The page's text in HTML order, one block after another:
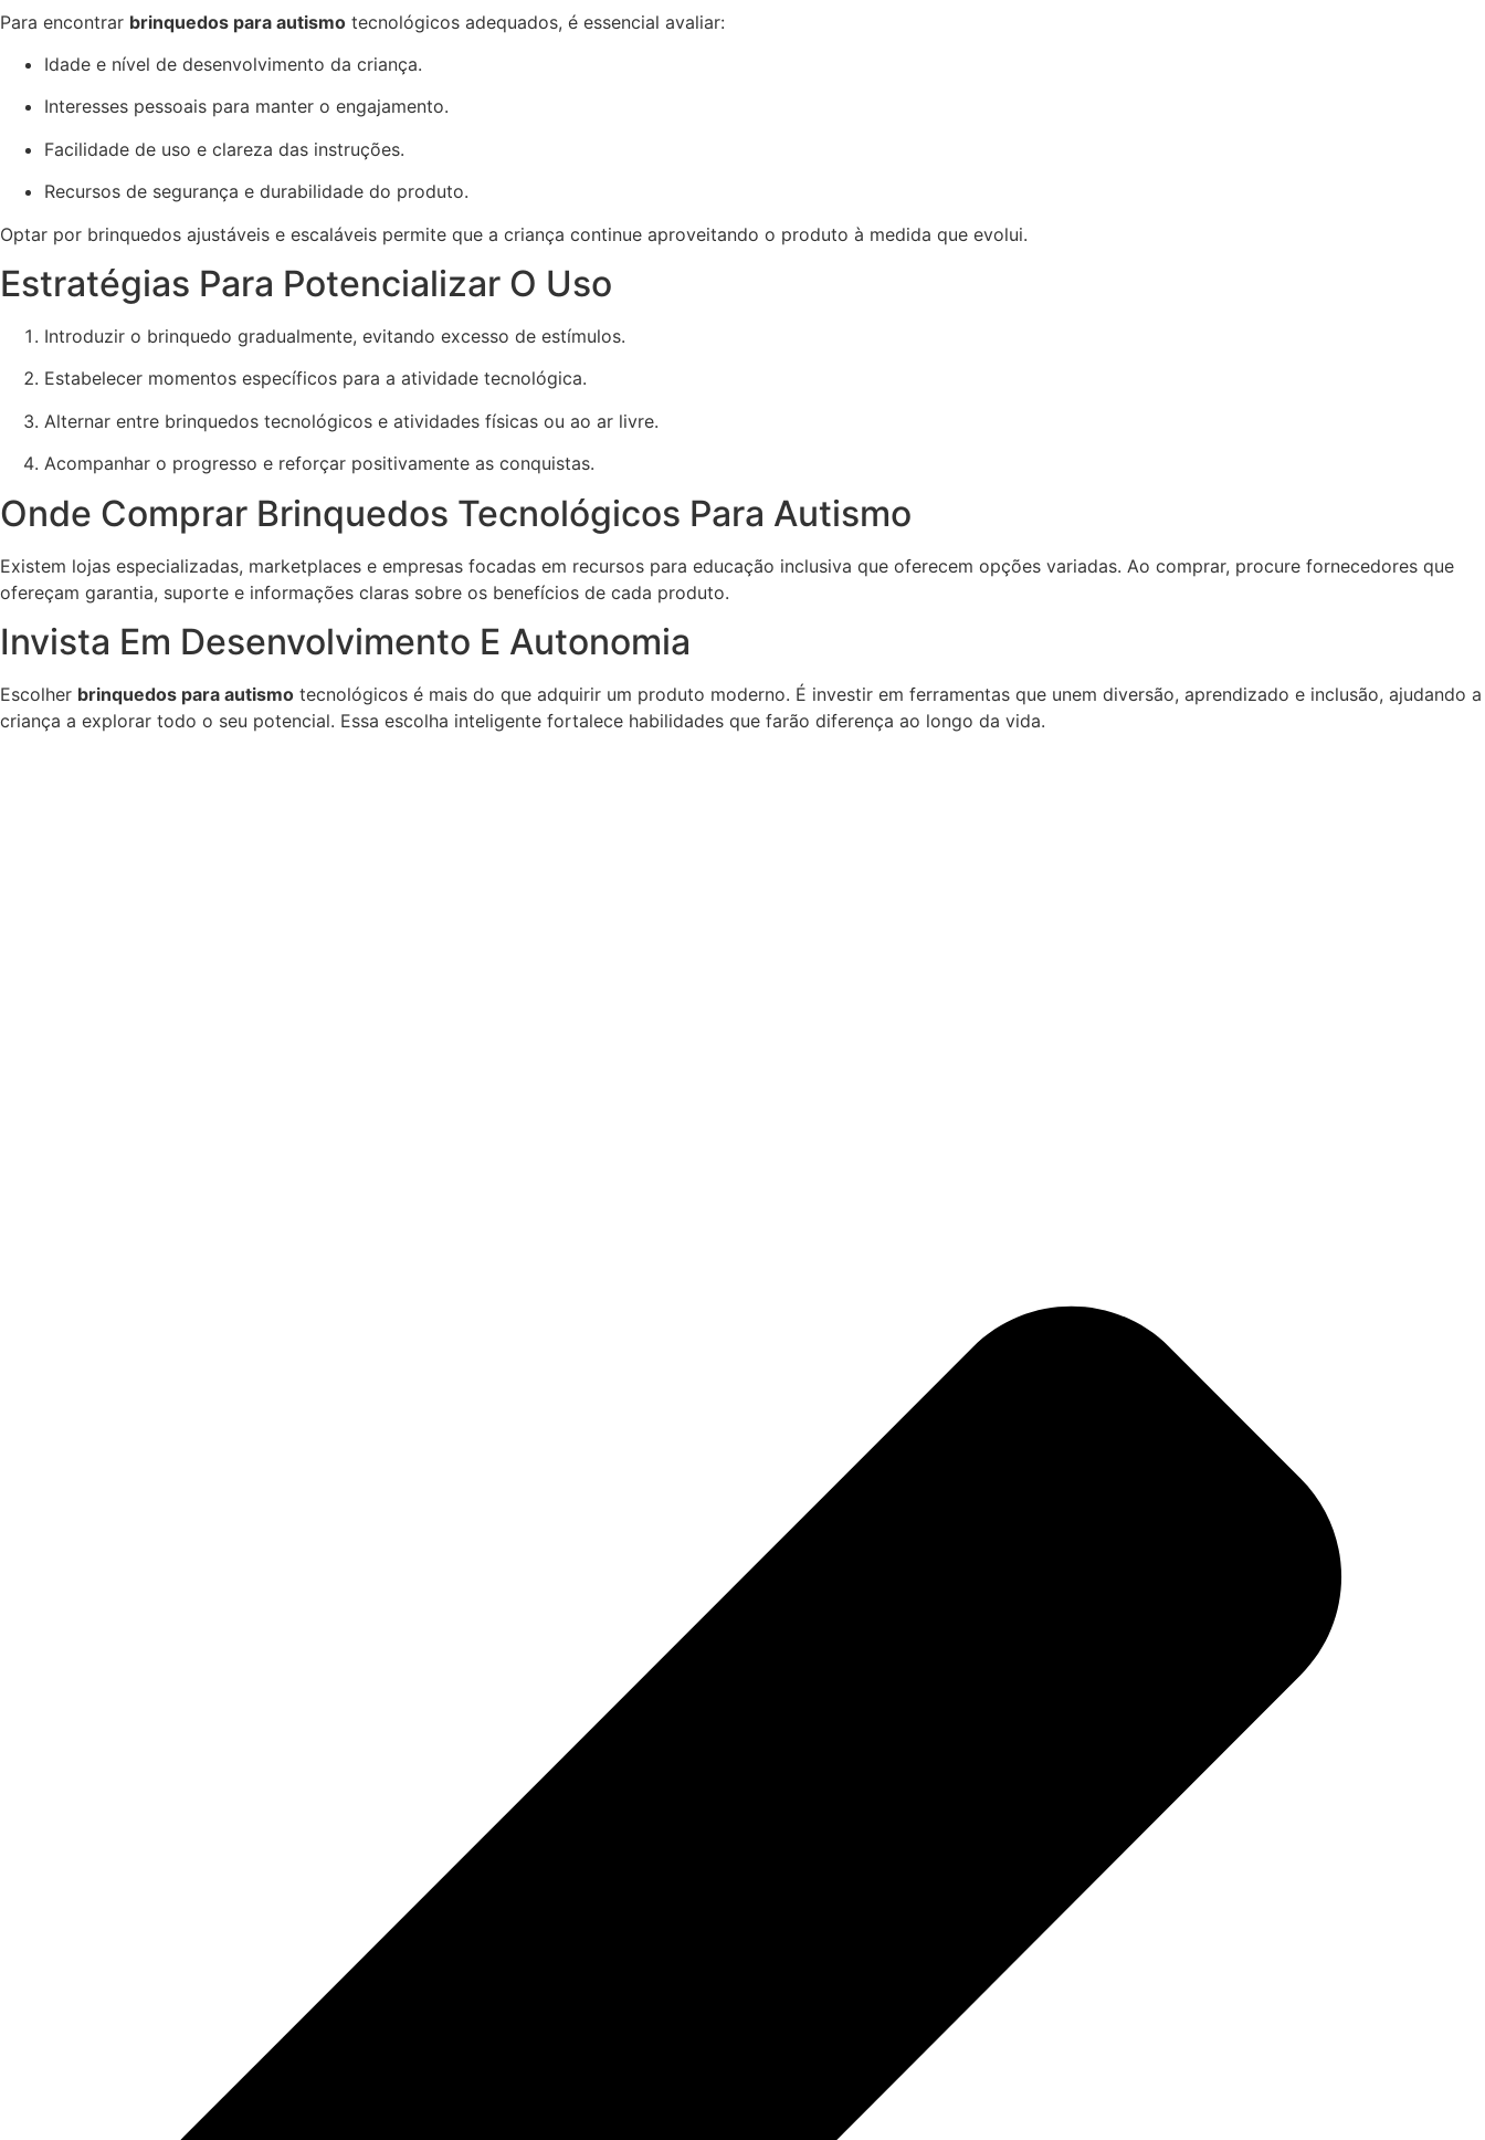
Para encontrar brinquedos para autismo tecnológicos adequados, é essencial avaliar:
Idade e nível de desenvolvimento da criança.
Interesses pessoais para manter o engajamento.
Facilidade de uso e clareza das instruções.
Recursos de segurança e durabilidade do produto.
Optar por brinquedos ajustáveis e escaláveis permite que a criança continue aproveitando o produto à medida que evolui.
Estratégias Para Potencializar O Uso
Introduzir o brinquedo gradualmente, evitando excesso de estímulos.
Estabelecer momentos específicos para a atividade tecnológica.
Alternar entre brinquedos tecnológicos e atividades físicas ou ao ar livre.
Acompanhar o progresso e reforçar positivamente as conquistas.
Onde Comprar Brinquedos Tecnológicos Para Autismo
Existem lojas especializadas, marketplaces e empresas focadas em recursos para educação inclusiva que oferecem opções variadas. Ao comprar, procure fornecedores que
ofereçam garantia, suporte e informações claras sobre os benefícios de cada produto.
Invista Em Desenvolvimento E Autonomia
Escolher brinquedos para autismo tecnológicos é mais do que adquirir um produto moderno. É investir em ferramentas que unem diversão, aprendizado e inclusão, ajudando a
criança a explorar todo o seu potencial. Essa escolha inteligente fortalece habilidades que farão diferença ao longo da vida.